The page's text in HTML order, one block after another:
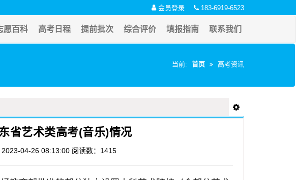
会员登录 183-6919-6523
愿百科 高考日程 提前批次 综合评价 填报指南 联系我们
当前: 首页 高考资讯
省艺术类高考(音乐)情况
2023-04-26 08:13:00 阅读数：1415